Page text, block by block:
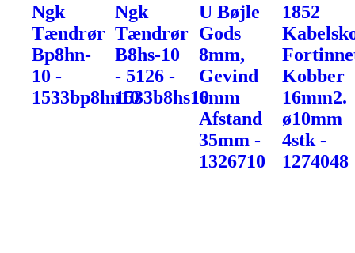
Ngk
Tændrør
Bp8hn-
10 -
1533bp8hn10
Ngk
Tændrør
B8hs-10
- 5126 -
1533b8hs10
U Bøjle
Gods
8mm,
Gevind
6mm
Afstand
35mm -
1326710
1852
Kobber
16mm2.
ø10mm
4stk -
1274048